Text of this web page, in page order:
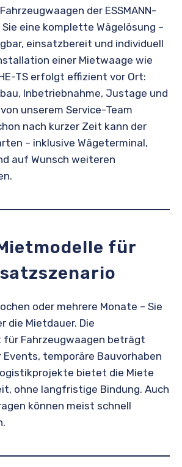
der ESSMANN-
eine komplette Wägelösung –
einsatzbereit und individuell
einer Mietwaage wie
TS erfolgt effizient vor Ort:
Inbetriebnahme, Justage und
unserem Service-Team
nach kurzer Zeit kann der
– inklusive Wägeterminal,
auf Wunsch weiteren
für
oder mehrere Monate – Sie
die Mietdauer. Die
Fahrzeugwaagen beträgt
Events, temporäre Bauvorhaben
bietet die Miete
ohne langfristige Bindung. Auch
können meist schnell